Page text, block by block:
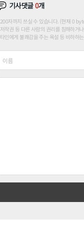
기사댓글0개
200자까지 쓰실 수 있습니다. (현재 0
저작권 등 다른 사람의 권리를 침해하거
타인에게 불쾌감을 주는 욕설 등 비하하